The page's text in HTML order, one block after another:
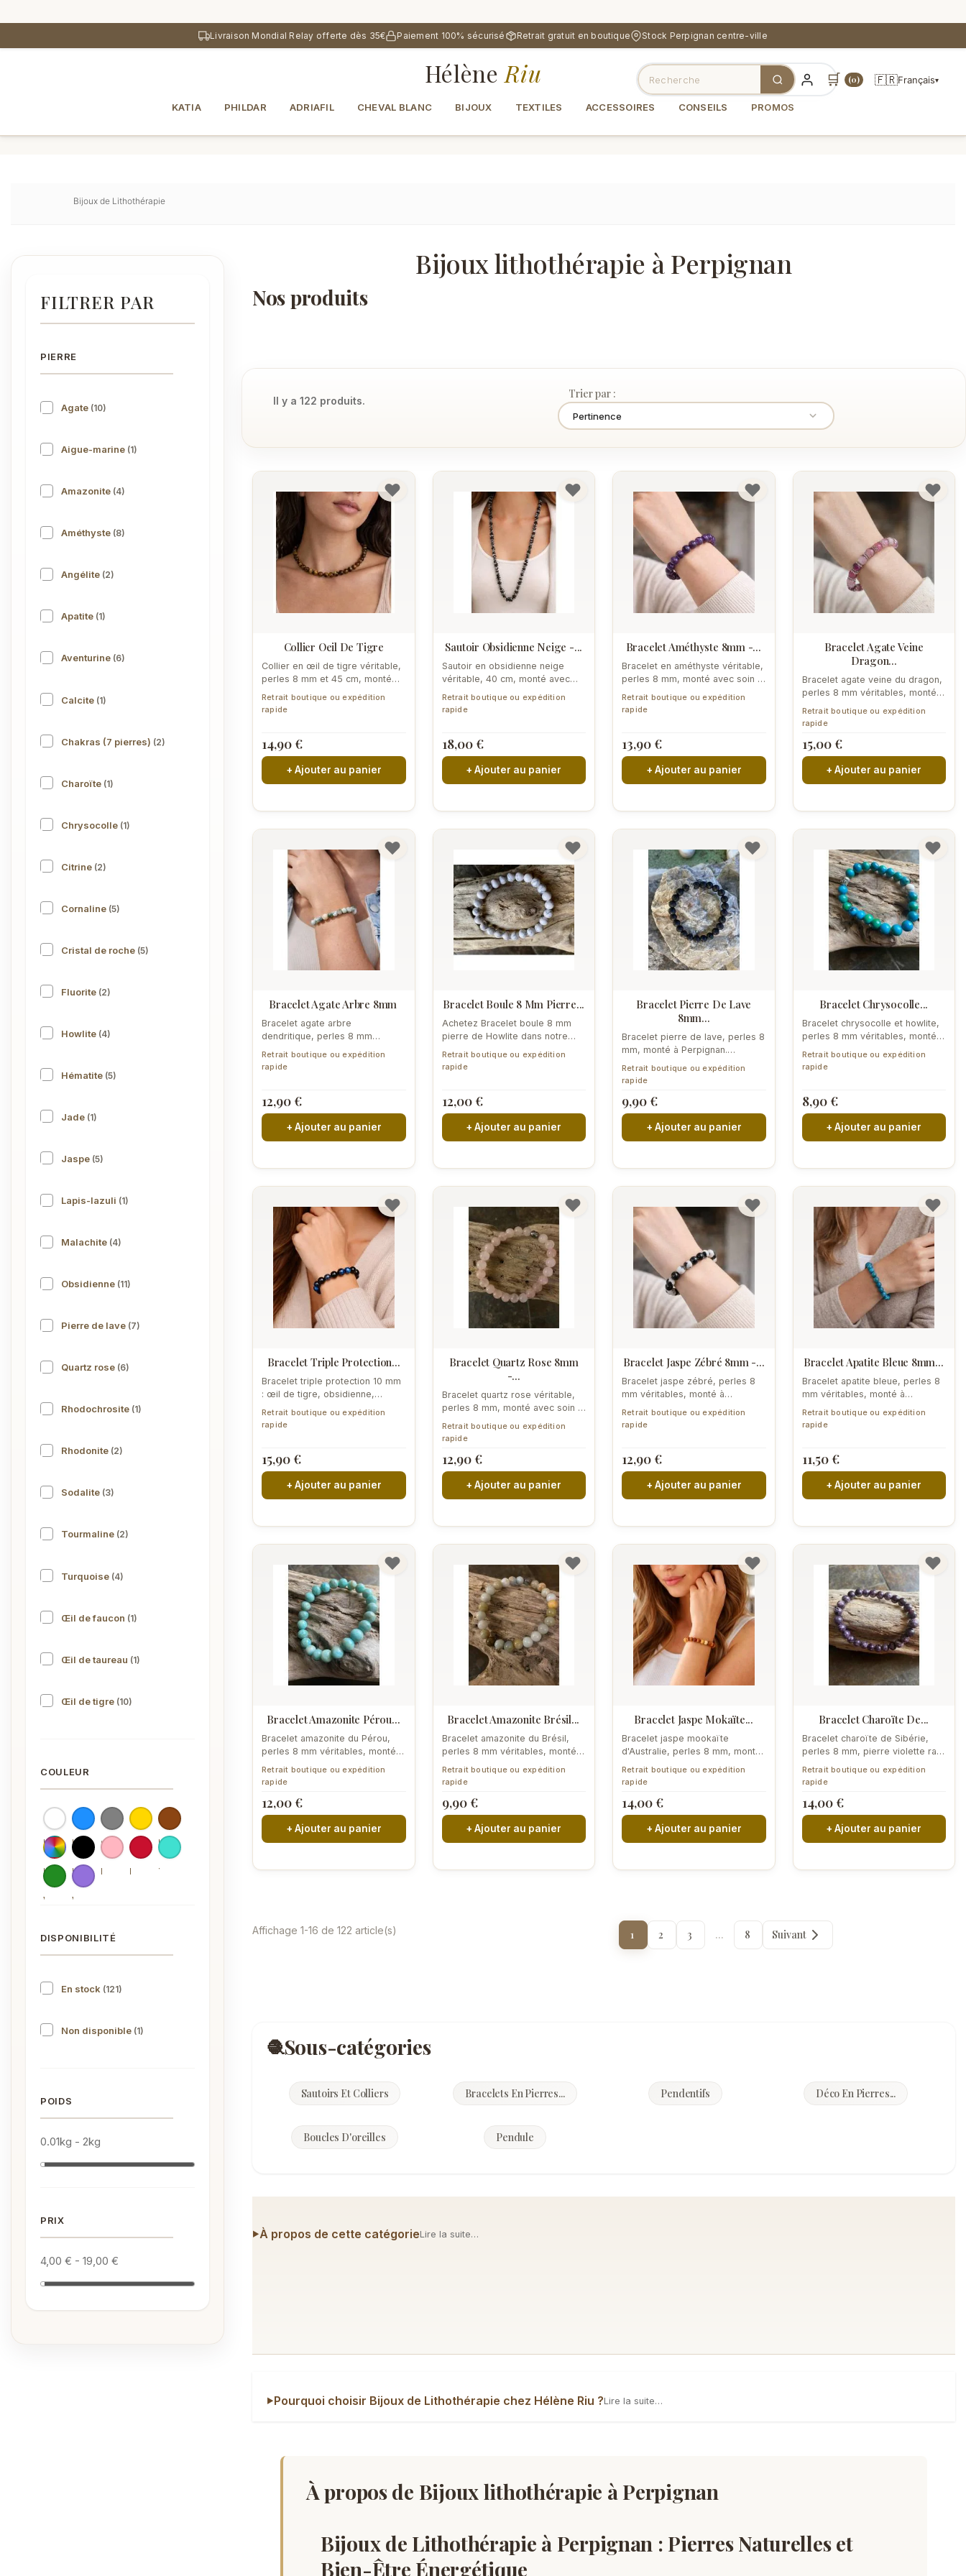
contenu
Livraison Mondial Relay offerte dès 35€ Paiement 100% sécurisé Retrait gratuit en boutique Stock Perpignan centre-ville
🛒 (0) 🇫🇷Français▾
Hélène Riu
KATIA PHILDAR ADRIAFIL CHEVAL BLANC BIJOUX TEXTILES ACCESSOIRES CONSEILS PROMOS
Bijoux de Lithothérapie
FILTRER PAR
PIERRE
Agate (10)
Aigue-marine (1)
Amazonite (4)
Améthyste (8)
Angélite (2)
Apatite (1)
Aventurine (6)
Calcite (1)
Chakras (7 pierres) (2)
Charoïte (1)
Chrysocolle (1)
Citrine (2)
Cornaline (5)
Cristal de roche (5)
Fluorite (2)
Howlite (4)
Hématite (5)
Jade (1)
Jaspe (5)
Lapis-lazuli (1)
Malachite (4)
Obsidienne (11)
Pierre de lave (7)
Quartz rose (6)
Rhodochrosite (1)
Rhodonite (2)
Sodalite (3)
Tourmaline (2)
Turquoise (4)
Œil de faucon (1)
Œil de taureau (1)
Œil de tigre (10)
COULEUR
Blanc Jaune Marron
DISPONIBILITÉ
En stock (121)
Non disponible (1)
POIDS
0.01kg - 2kg
PRIX
4,00 € - 19,00 €
Bijoux lithothérapie à Perpignan
Nos produits
Il y a 122 produits.
Trier par :
Pertinence
Collier Oeil De Tigre
Collier en œil de tigre véritable,
perles 8 mm et 45 cm, monté
Retrait boutique ou expédition
rapide
14,90 €
+ Ajouter au panier
Sautoir Obsidienne Neige -...
Sautoir en obsidienne neige
véritable, 40 cm, monté avec
volcanique...
Retrait boutique ou expédition
rapide
18,00 €
+ Ajouter au panier
Bracelet Améthyste 8mm -...
Bracelet en améthyste véritable,
perles 8 mm, monté avec soin à
Retrait boutique ou expédition
rapide
13,90 €
+ Ajouter au panier
Bracelet Agate Veine
Dragon...
Bracelet agate veine du dragon,
perles 8 mm véritables, monté à
Retrait boutique ou expédition
rapide
15,00 €
+ Ajouter au panier
Bracelet Agate Arbre 8mm
Bracelet agate arbre
dendritique, perles 8 mm
véritables, monté à Perpignan.
Inclusions...
Retrait boutique ou expédition
rapide
12,90 €
+ Ajouter au panier
Bracelet Boule 8 Mm Pierre...
Achetez Bracelet boule 8 mm
pierre de Howlite dans notre
magasin de laine à Perpignan....
Retrait boutique ou expédition
rapide
12,00 €
+ Ajouter au panier
Bracelet Pierre De Lave
8mm...
Bracelet pierre de lave, perles 8
mm, monté à Perpignan.
Diffuseur naturel d'huiles...
Retrait boutique ou expédition
rapide
9,90 €
+ Ajouter au panier
Bracelet Chrysocolle...
Bracelet chrysocolle et howlite,
perles 8 mm véritables, monté à
Perpignan. Duo bleu-vert et...
Retrait boutique ou expédition
rapide
8,90 €
+ Ajouter au panier
Bracelet Triple Protection...
Bracelet triple protection 10 mm
: œil de tigre, obsidienne,
Retrait boutique ou expédition
rapide
15,90 €
+ Ajouter au panier
Bracelet Quartz Rose 8mm
-...
Bracelet quartz rose véritable,
perles 8 mm, monté avec soin à
Retrait boutique ou expédition
rapide
12,90 €
+ Ajouter au panier
Bracelet Jaspe Zébré 8mm -...
Bracelet jaspe zébré, perles 8
mm véritables, monté à
blanches...
Retrait boutique ou expédition
rapide
12,90 €
+ Ajouter au panier
Bracelet Apatite Bleue 8mm...
Bracelet apatite bleue, perles 8
mm véritables, monté à
Retrait boutique ou expédition
rapide
11,50 €
+ Ajouter au panier
Bracelet Amazonite Pérou...
Bracelet amazonite du Pérou,
perles 8 mm véritables, monté à
Perpignan. Vert d'eau apaisant,...
Retrait boutique ou expédition
rapide
12,00 €
+ Ajouter au panier
Bracelet Amazonite Brésil...
Bracelet amazonite du Brésil,
perles 8 mm véritables, monté à
Perpignan. Vert veiné de...
Retrait boutique ou expédition
rapide
9,90 €
+ Ajouter au panier
Bracelet Jaspe Mokaïte...
Bracelet jaspe mookaïte
d'Australie, perles 8 mm, monté
à Perpignan. Teintes chaudes
ocre et...
Retrait boutique ou expédition
rapide
14,00 €
+ Ajouter au panier
Bracelet Charoïte De...
Bracelet charoïte de Sibérie,
perles 8 mm, pierre violette rare
montée à Perpignan. Motifs...
Retrait boutique ou expédition
rapide
14,00 €
+ Ajouter au panier
Affichage 1-16 de 122 article(s) 1 2 3 … 8 Suivant
Sous-catégories
Sautoirs Et Colliers Bracelets En Pierres... Pendentifs Déco En Pierres...
Boucles D'oreilles Pendule
À propos de cette catégorieLire la suite…
Pourquoi choisir Bijoux de Lithothérapie chez Hélène Riu ?Lire la suite…
À propos de Bijoux lithothérapie à Perpignan
Bijoux de Lithothérapie à Perpignan : Pierres Naturelles et
Bien-Être Énergétique